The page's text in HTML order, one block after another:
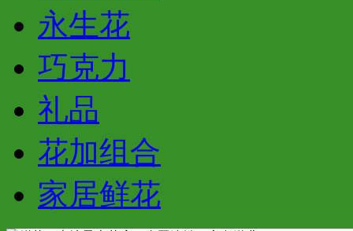
永生花
巧克力
礼品
花加组合
家居鲜花